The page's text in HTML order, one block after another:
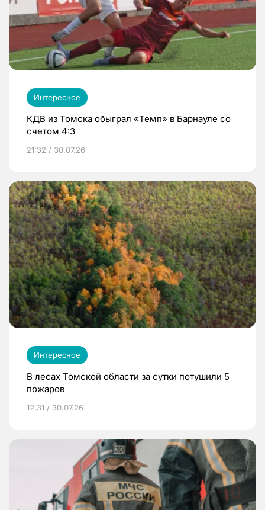
Интересное
КДВ из Томска обыграл «Темп» в Барнауле со
счетом 4:3
21:32 / 30.07.26
Интересное
В лесах Томской области за сутки потушили 5
пожаров
12:31 / 30.07.26